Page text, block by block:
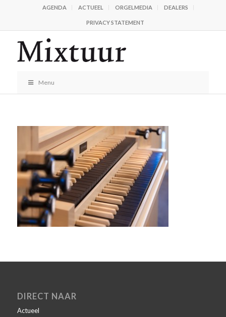
AGENDA ACTUEEL ORGELMEDIA DEALERS
PRIVACY STATEMENT
Menu
DIRECT NAAR
Actueel